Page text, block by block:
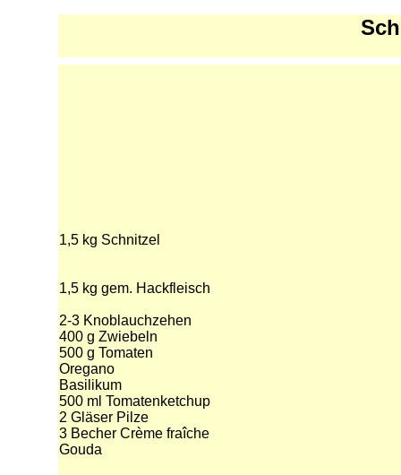
1,5 kg Schnitzel
1,5 kg gem. Hackfleisch
2-3 Knoblauchzehen
400 g Zwiebeln
500 g Tomaten
Oregano
Basilikum
500 ml Tomatenketchup
2 Gläser Pilze
3 Becher Crème fraîche
Gouda